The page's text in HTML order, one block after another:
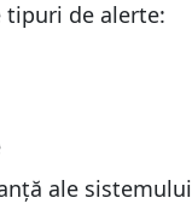
tipuri de alerte:
ale sistemului